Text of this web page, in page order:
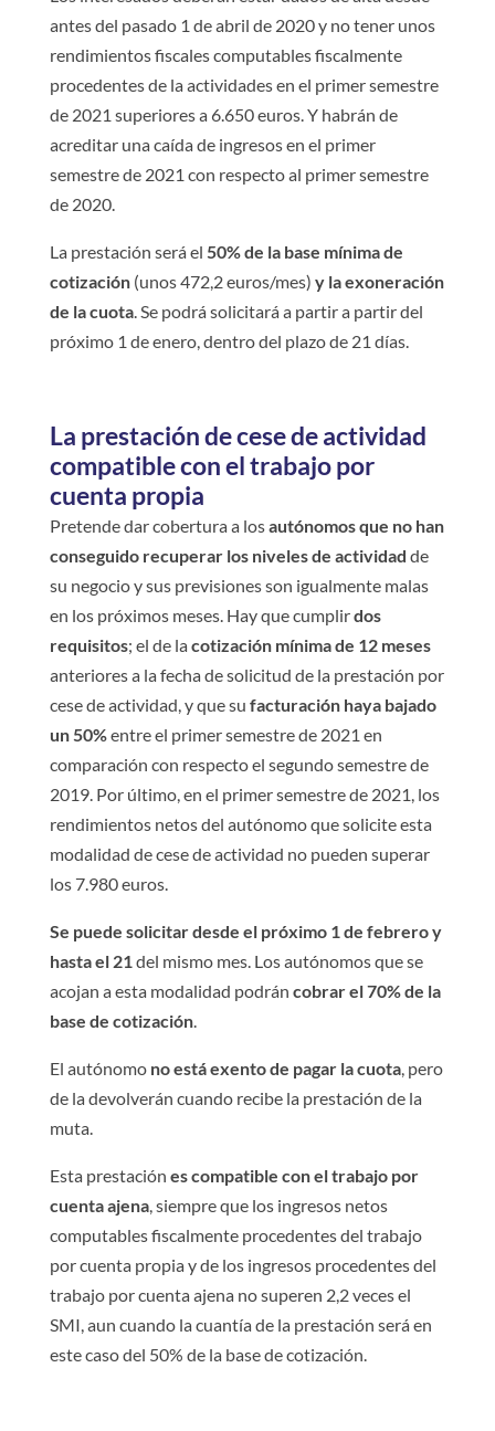
antes del pasado 1 de abril de 2020 y no tener unos
rendimientos fiscales computables fiscalmente
procedentes de la actividades en el primer semestre
de 2021 superiores a 6.650 euros. Y habrán de
acreditar una caída de ingresos en el primer
semestre de 2021 con respecto al primer semestre
de 2020.
La prestación será el 50% de la base mínima de
cotización(unos 472,2 euros/mes) y la exoneración
de la cuota. Se podrá solicitará a partir a partir del
próximo 1 de enero, dentro del plazo de 21 días.
La prestación de cese de actividad
compatible con el trabajo por
cuenta propia
Pretende dar cobertura a losautónomos que no han
conseguido recuperar los niveles de actividad de
su negocio y sus previsiones son igualmente malas
en los próximos meses. Hay que cumplirdos
requisitos; el de lacotización mínima de 12 meses
anteriores a la fecha de solicitud de la prestación por
cese de actividad, y que su facturación haya bajado
un 50%entre el primer semestre de 2021 en
comparación con respecto el segundo semestre de
2019. Por último, en el primer semestre de 2021, los
rendimientos netos del autónomo que solicite esta
modalidad de cese de actividad no pueden superar
los 7.980 euros.
Se puede solicitar desde el próximo 1 de febrero y
hasta el 21 del mismo mes. Los autónomos que se
acojan a esta modalidad podrán cobrar el 70% de la
base de cotización.
El autónomo no está exento de pagar la cuota, pero
de la devolverán cuando recibe la prestación de la
muta.
Esta prestación es compatible con el trabajo por
cuenta ajena, siempre que los ingresos netos
computables fiscalmente procedentes del trabajo
por cuenta propia y de los ingresos procedentes del
trabajo por cuenta ajena no superen 2,2 veces el
SMI, aun cuando la cuantía de la prestación será en
este caso del 50% de la base de cotización.